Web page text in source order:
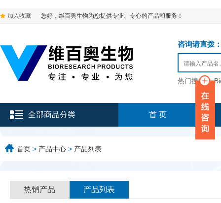
加入收藏 您好，维百奥生物为您提供专业、专心的产品和服务！
咨询请直拨
热门搜索：
全部商品分类 首 页
首页 > 产品中心 > 产品列表
热销产品 产品列表